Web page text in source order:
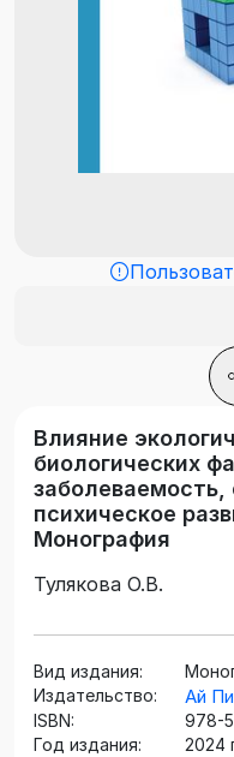
Влияние
биологических
заболеваемость,
психическое
Монография
Тулякова О.В.
Вид издания:
Издательство:
Ай
ISBN:
978-
Год издания:
2024